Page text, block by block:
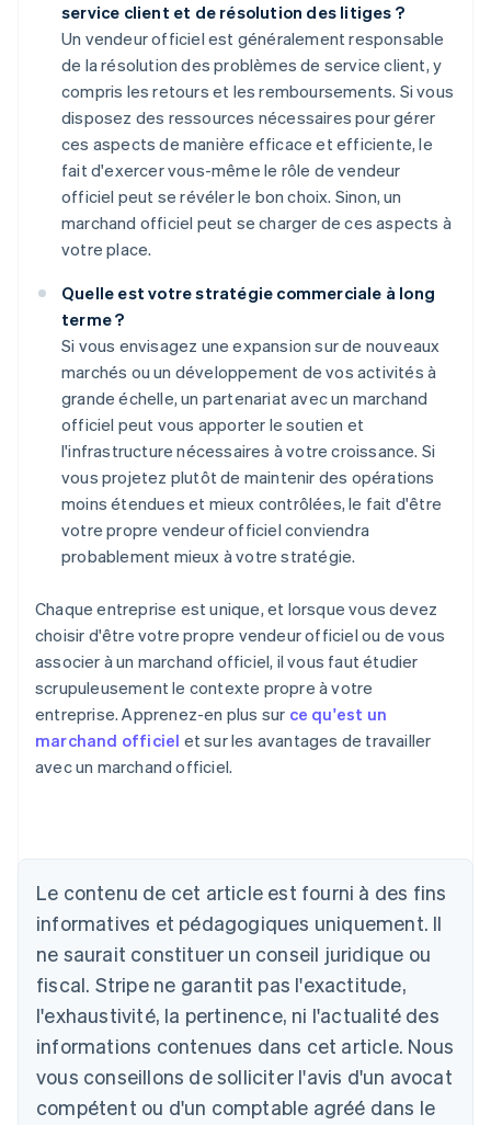
service client et de résolution des litiges ?
Un vendeur officiel est généralement responsable
de la résolution des problèmes de service client, y
compris les retours et les remboursements. Si vous
disposez des ressources nécessaires pour gérer
ces aspects de manière efficace et efficiente, le
fait d'exercer vous-même le rôle de vendeur
officiel peut se révéler le bon choix. Sinon, un
marchand officiel peut se charger de ces aspects à
votre place.
Quelle est votre stratégie commerciale à long
terme ?
Si vous envisagez une expansion sur de nouveaux
marchés ou un développement de vos activités à
grande échelle, un partenariat avec un marchand
officiel peut vous apporter le soutien et
l'infrastructure nécessaires à votre croissance. Si
vous projetez plutôt de maintenir des opérations
moins étendues et mieux contrôlées, le fait d'être
votre propre vendeur officiel conviendra
probablement mieux à votre stratégie.
Chaque entreprise est unique, et lorsque vous devez
choisir d'être votre propre vendeur officiel ou de vous
associer à un marchand officiel, il vous faut étudier
scrupuleusement le contexte propre à votre
entreprise. Apprenez-en plus sur ce qu'est un
marchand officiel et sur les avantages de travailler
avec un marchand officiel.
Le contenu de cet article est fourni à des fins
informatives et pédagogiques uniquement. Il
ne saurait constituer un conseil juridique ou
fiscal. Stripe ne garantit pas l'exactitude,
l'exhaustivité, la pertinence, ni l'actualité des
informations contenues dans cet article. Nous
vous conseillons de solliciter l'avis d'un avocat
compétent ou d'un comptable agréé dans le
Australie
Autriche
DeutschEnglish
Belgique
Nederlands FrançaisDeutsch English
Brésil
PortuguêsEnglish
English
Canada
English Français